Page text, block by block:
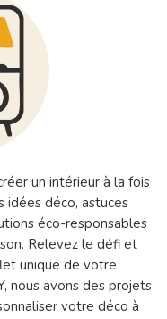
un intérieur à la fois
déco, astuces
éco-responsables
Relevez le défi et
unique de votre
nous avons des projets
votre déco à